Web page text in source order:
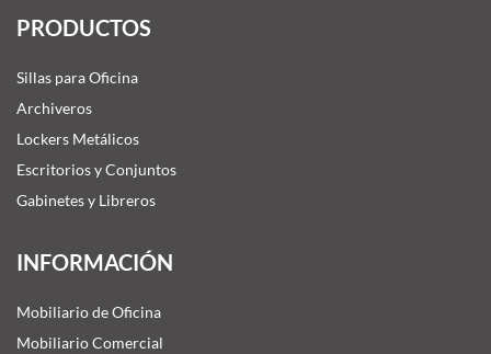
PRODUCTOS
Sillas para Oficina
Archiveros
Lockers Metálicos
Escritorios y Conjuntos
Gabinetes y Libreros
INFORMACIÓN
Mobiliario de Oficina
Mobiliario Comercial